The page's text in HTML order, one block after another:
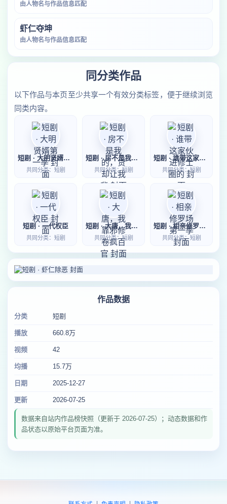
由人物名与作品信息匹配
虾仁夺坤
由人物名与作品信息匹配
同分类作品
以下作品与本页至少共享一个有效分类标签，便于继续浏览
同类内容。
短剧 · 大明贤婿第一季
共同分类：短剧
短剧 · 房不是我的，贷却让我背
共同分类：短剧
短剧 · 谁带这家伙进修士圈的
共同分类：短剧
短剧 · 一代权臣
共同分类：短剧
短剧 · 大唐，我靠邪修卷疯百官
共同分类：短剧
短剧 · 相亲修罗场第一季
共同分类：短剧
作品数据
分类 短剧
播放 660.8万
视频 42
均播 15.7万
日期 2025-12-27
更新 2026-07-25
数据来自站内作品榜快照（更新于 2026-07-25）；动态数据和作
品状态以原始平台页面为准。